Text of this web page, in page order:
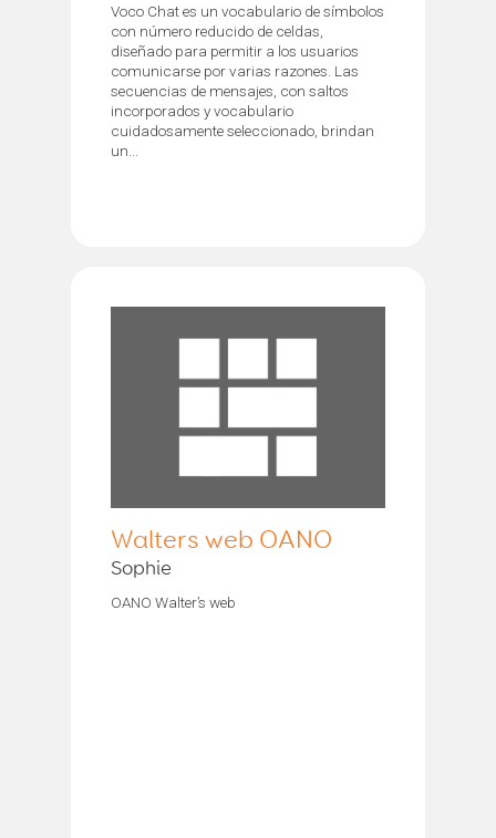
Voco Chat es un vocabulario de símbolos
con número reducido de celdas,
diseñado para permitir a los usuarios
comunicarse por varias razones. Las
secuencias de mensajes, con saltos
incorporados y vocabulario
cuidadosamente seleccionado, brindan
un...
Walters web OANO
Sophie
OANO Walter’s web